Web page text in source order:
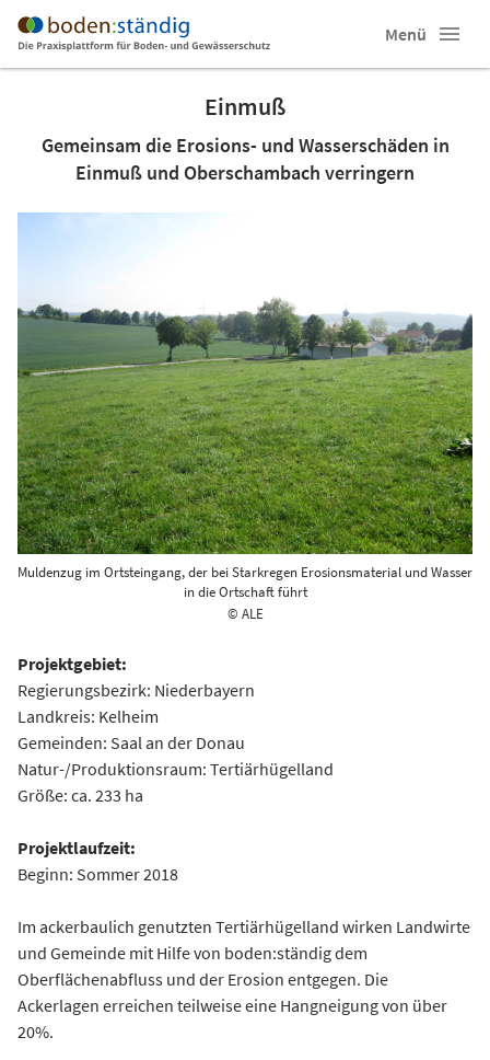
Menü
Einmuß
Gemeinsam die Erosions- und Wasserschäden in
Einmuß und Oberschambach verringern
Muldenzug im Ortsteingang, der bei Starkregen Erosionsmaterial und Wasser
in die Ortschaft führt
© ALE
Projektgebiet:
Regierungsbezirk: Niederbayern
Landkreis: Kelheim
Gemeinden: Saal an der Donau
Natur-/Produktionsraum: Tertiärhügelland
Größe: ca. 233 ha
Projektlaufzeit:
Beginn: Sommer 2018
Im ackerbaulich genutzten Tertiärhügelland wirken Landwirte
und Gemeinde mit Hilfe von boden:ständig dem
Oberflächenabfluss und der Erosion entgegen. Die
Ackerlagen erreichen teilweise eine Hangneigung von über
20%.